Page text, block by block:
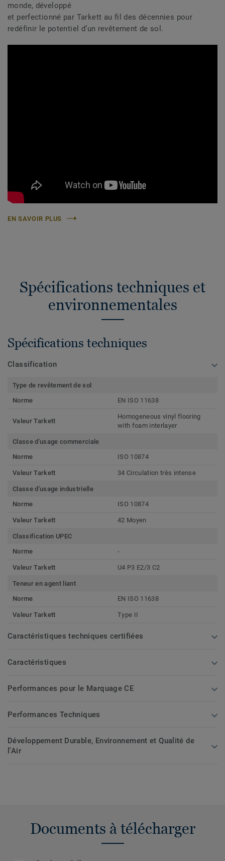
monde, développé
et perfectionné par Tarkett au fil des décennies pour
redéfinir le potentiel d’un revêtement de sol.
EN SAVOIR PLUS
Spécifications techniques et
environnementales
Spécifications techniques
Classification
Type de revêtement de sol
Norme
EN ISO 11638
Valeur Tarkett
Homogeneous vinyl flooring
with foam interlayer
Classe d'usage commerciale
Norme
ISO 10874
Valeur Tarkett 34 Circulation très intense
Classe d'usage industrielle
Norme
ISO 10874
Valeur Tarkett 42 Moyen
Classification UPEC
Norme
-
Valeur Tarkett U4 P3 E2/3 C2
Teneur en agent liant
Norme
EN ISO 11638
Valeur Tarkett Type II
Caractéristiques techniques certifiées
Caractéristiques
Performances pour le Marquage CE
Performances Techniques
Développement Durable, Environnement et Qualité de
l'Air
Documents à télécharger